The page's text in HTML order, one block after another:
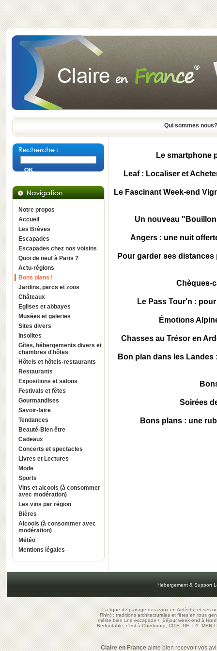
Qui sommes nous?
Notre propos
Accueil
Les Brèves
Escapades
Escapades chez nos voisins
Quoi de neuf à Paris ?
Actu-régions
Bons plans !
Jardins, parcs et zoos
Châteaux
Eglises et abbayes
Musées et galeries
Sites divers
Insolites
Gîtes, hébergements divers et
chambres d'hôtes
Hôtels et hôtels-restaurants
Restaurants
Expositions et salons
Festivals et fêtes
Gourmandises
Savoir-faire
Tendances
Beauté-Bien être
Cadeaux
Concerts et spectacles
Livres et Lectures
Mode
Sports
Vins et alcools (à consommer
avec modération)
Les vins par région
Bières
Alcools (à consommer avec
modération)
Météo
Mentions légales
Le smartphone
Leaf : Localiser et
Le Fascinant Week-end
Un nouveau
Angers : une nuit
Pour garder ses
Chèques-
Le Pass Tour'n :
Émotions
Chasses au Trésor en
Bon plan dans les Landes
Soirées
Bons plans : une
Hébergement & Support
La ligne de partage des eaux en Ardèche et ses
Rhin) : traditions architecturales et fêtes en tous
mérite bien une escapade/Séjour week-end à
Redoutable, c'est à Cherbourg, CITE DE LA MER/
Claire en Franceaime bien recevoir vos